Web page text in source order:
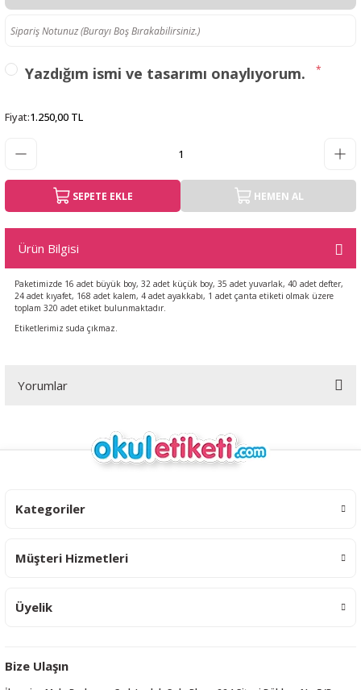
Yazdığım ismi ve tasarımı onaylıyorum. *
Fiyat:1.250,00 TL
SEPETE EKLE HEMEN AL
Ürün Bilgisi
Paketimizde 16 adet büyük boy, 32 adet küçük boy, 35 adet yuvarlak, 40 adet defter,
24 adet kıyafet, 168 adet kalem, 4 adet ayakkabı, 1 adet çanta etiketi olmak üzere
toplam 320 adet etiket bulunmaktadır.
Etiketlerimiz suda çıkmaz.
Yorumlar
Bu ürüne ilk yorumu siz yapın!
Kategoriler
Müşteri Hizmetleri
Üyelik
Bize Ulaşın